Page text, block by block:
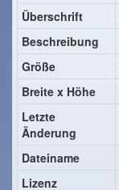
Überschrift
Beschreibung
Größe
Breite x Höhe
Letzte
Änderung
Dateiname
Lizenz